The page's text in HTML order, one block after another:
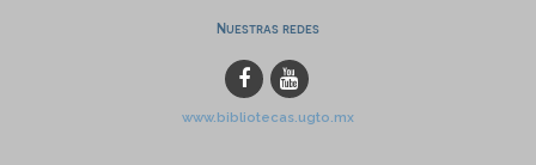
Nuestras redes
www.bibliotecas.ugto.mx